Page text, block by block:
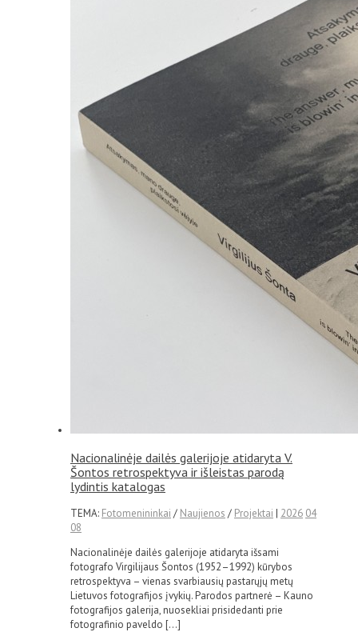
Nacionalinėje dailės galerijoje atidaryta V.
Šontos retrospektyva ir išleistas parodą
lydintis katalogas
TEMA: Fotomenininkai / Naujienos / Projektai | 2026 04
08
Nacionalinėje dailės galerijoje atidaryta išsami
fotografo Virgilijaus Šontos (1952–1992) kūrybos
retrospektyva – vienas svarbiausių pastarųjų metų
Lietuvos fotografijos įvykių. Parodos partnerė – Kauno
fotografijos galerija, nuosekliai prisidedanti prie
fotografinio paveldo […]